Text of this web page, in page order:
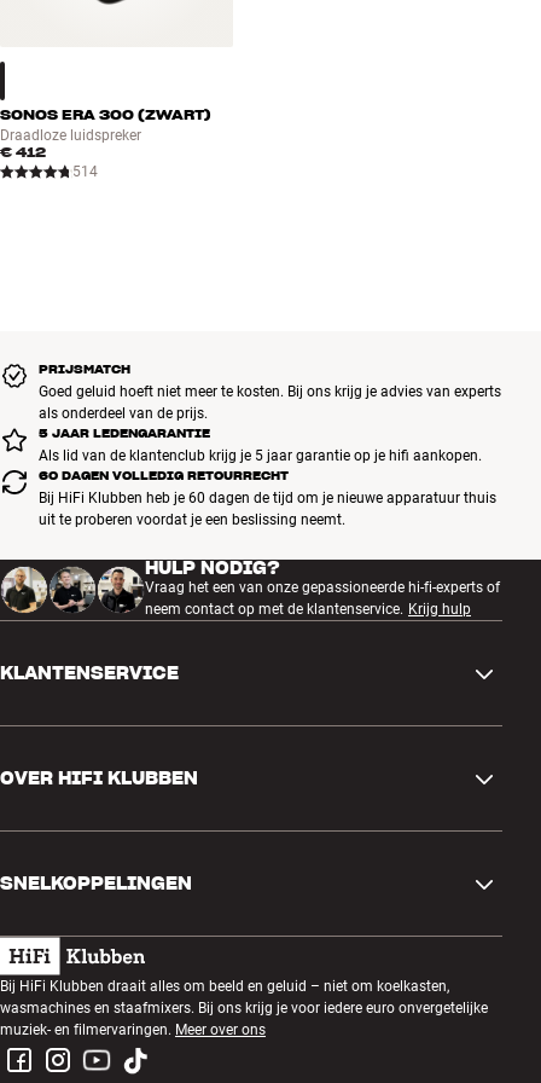
SONOS ERA 300 (ZWART)
Draadloze luidspreker
€ 412
514
PRIJSMATCH
Goed geluid hoeft niet meer te kosten. Bij ons krijg je advies van experts
als onderdeel van de prijs.
5 JAAR LEDENGARANTIE
Als lid van de klantenclub krijg je 5 jaar garantie op je hifi aankopen.
60 DAGEN VOLLEDIG RETOURRECHT
Bij HiFi Klubben heb je 60 dagen de tijd om je nieuwe apparatuur thuis
uit te proberen voordat je een beslissing neemt.
HULP NODIG?
Vraag het een van onze gepassioneerde hi-fi-experts of
neem contact op met de klantenservice. Krijg hulp
KLANTENSERVICE
Ruilen en retourneren
Bestelling herroepen
Algemene voorwaarden
Privacybeleid
OVER HIFI KLUBBEN
Klantenclub
Luisteravond
Prijsvragen
Werken bij HiFi Klubben
SNELKOPPELINGEN
Cadeaubonnen
Bouwen met geluid
Montage en installatie
Bij HiFi Klubben draait alles om beeld en geluid – niet om koelkasten,
wasmachines en staafmixers. Bij ons krijg je voor iedere euro onvergetelijke
muziek- en filmervaringen. Meer over ons